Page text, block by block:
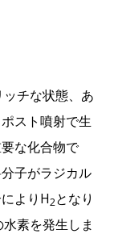
チな状態、あ
スト噴射で生
な化合物で
子がラジカル
よりH2となり
素を発生しま